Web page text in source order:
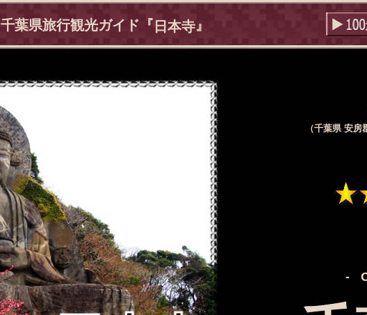
千葉県旅行観光ガイド『 日本寺』
（千葉県 安房
‐